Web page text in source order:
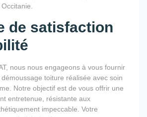
de satisfaction
nous nous engageons à vous fournir
toiture réalisée avec soin
Notre objectif est de vous offrir une
entretenue, résistante aux
impeccable. Votre